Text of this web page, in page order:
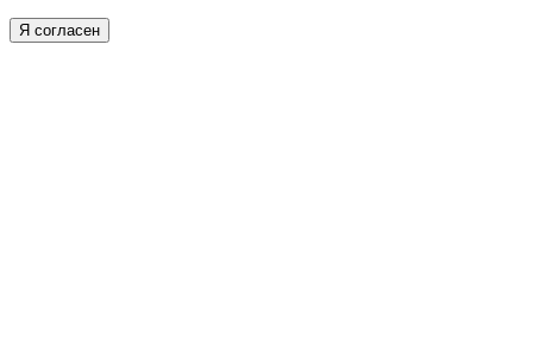
Я согласен